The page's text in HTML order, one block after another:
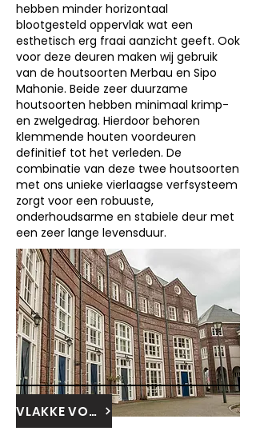
hebben minder horizontaal
blootgesteld oppervlak wat een
esthetisch erg fraai aanzicht geeft. Ook
voor deze deuren maken wij gebruik
van de houtsoorten Merbau en Sipo
Mahonie. Beide zeer duurzame
houtsoorten hebben minimaal krimp-
en zwelgedrag. Hierdoor behoren
klemmende houten voordeuren
definitief tot het verleden. De
combinatie van deze twee houtsoorten
met ons unieke vierlaagse verfsysteem
zorgt voor een robuuste,
onderhoudsarme en stabiele deur met
een zeer lange levensduur.
VLAKKE VOORDEUREN